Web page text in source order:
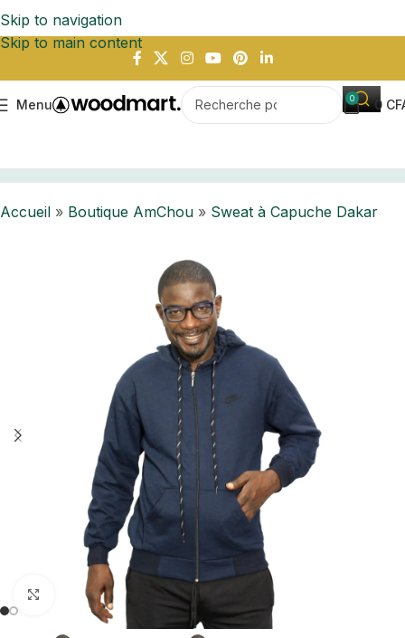
Skip to navigation
Skip to main content
Menu 0 0
Accueil » Boutique AmChou » Sweat à Capuche Dakar
Cliquez pour agrandir